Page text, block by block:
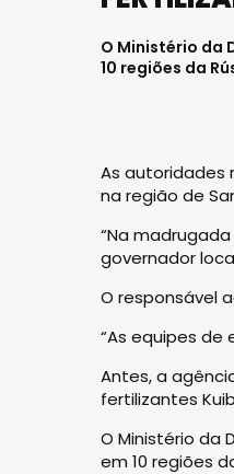
O Ministério da
10 regiões da
As autoridades
na região de
“Na
governador
O responsável
“As equipes de
Antes, a
fertilizantes
O Ministério da
em 10 regiões